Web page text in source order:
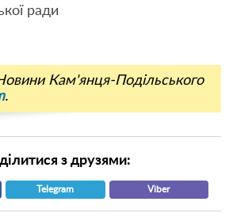
ради
Кам'янця-Подільського
.
з друзями:
Telegram Viber